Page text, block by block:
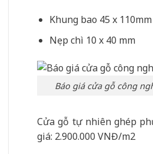
Khung bao 45 x 110mm
Nẹp chì 10 x 40 mm
Báo giá cửa gỗ công
Cửa gỗ tự nhiên ghép
giá: 2.900.000 VNĐ/m2